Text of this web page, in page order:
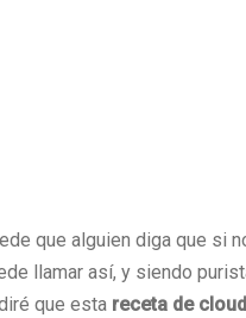
que alguien diga que si
llamar así, y siendo
que esta receta de